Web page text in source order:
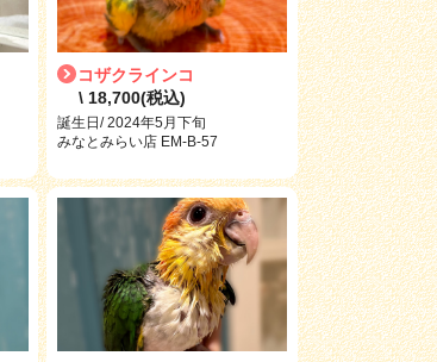
コザクラインコ
\ 18,700(税込)
誕生日/ 2024年5月下旬
みなとみらい店 EM-B-57